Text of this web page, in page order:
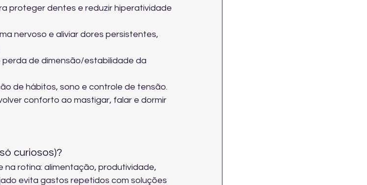
proteger dentes e reduzir hiperatividade
nervoso e aliviar dores persistentes,
de dimensão/estabilidade da
de hábitos, sono e controle de tensão.
conforto ao mastigar, falar e dormir
curiosos)?
rotina: alimentação, produtividade,
evita gastos repetidos com soluções